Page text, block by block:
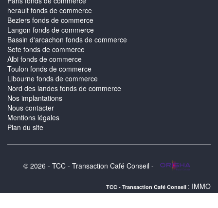
herault fonds de commerce
Beziers fonds de commerce
Langon fonds de commerce
Bassin d'arcachon fonds de commerce
Sete fonds de commerce
Albi fonds de commerce
Toulon fonds de commerce
Libourne fonds de commerce
Nord des landes fonds de commerce
Nos implantations
Nous contacter
Mentions légales
Plan du site
© 2026 - TCC - Transaction Café Conseil -
TCC - Transaction Café Conseil : IMMOBILIER